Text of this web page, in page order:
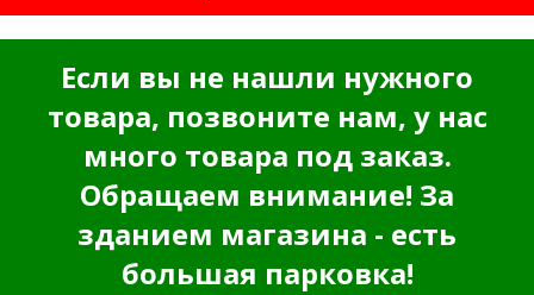
Если вы не нашли нужного
товара, позвоните нам, у нас
много товара под заказ.
Обращаем внимание! За
зданием магазина - есть
большая парковка!